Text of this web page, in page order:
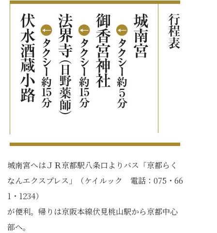
城南宮へはＪＲ京都駅八条口よりバス「京都らく
なんエクスプレス」（ケイルック 電話：075・66
1・1234）
が便利。帰りは京阪本線伏見桃山駅から京都中心
部へ。